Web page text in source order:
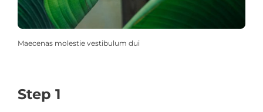
Maecenas molestie vestibulum dui
Step 1